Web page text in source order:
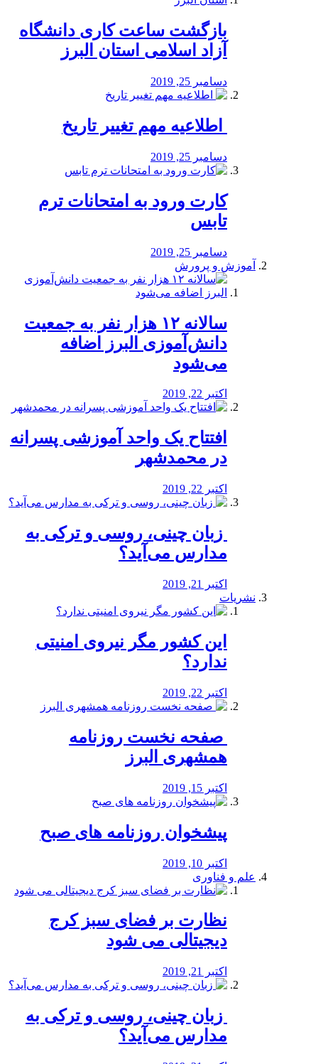
بازگشت ساعت کاری دانشگاه
آزاد اسلامی استان البرز
دسامبر 25, 2019
️ اطلاعیه مهم تغییر تاریخ
دسامبر 25, 2019
کارت ورود به امتحانات ترم
تابس
دسامبر 25, 2019
آموزش و پرورش
️سالانه ۱۲ هزار نفر به جمعیت
دانش‌آموزی البرز اضافه
می‌شود
اکتبر 22, 2019
افتتاح یک واحد آموزشی پسرانه
در محمدشهر
اکتبر 22, 2019
️ زبان چینی، روسی و ترکی به
مدارس می‌آید؟
اکتبر 21, 2019
نشریات
این کشور مگر نیروی امنیتی
ندارد؟
اکتبر 22, 2019
️ صفحه نخست روزنامه‌
همشهری البرز
اکتبر 15, 2019
پیشخوان روزنامه های صبح
اکتبر 10, 2019
علم و فناوری
نظارت بر فضای سبز کرج
دیجیتالی می شود
اکتبر 21, 2019
️ زبان چینی، روسی و ترکی به
مدارس می‌آید؟